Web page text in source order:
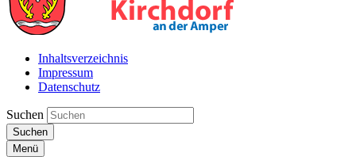
Inhaltsverzeichnis
Impressum
Datenschutz
Suchen
Suchen
Menü